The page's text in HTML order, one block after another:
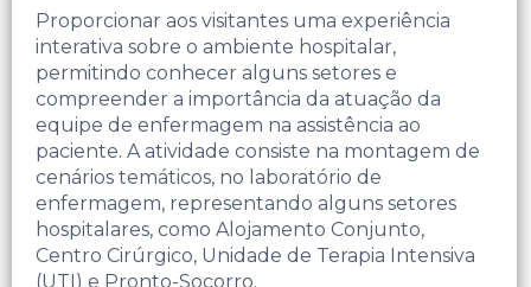
Proporcionar aos visitantes uma experiência
interativa sobre o ambiente hospitalar,
permitindo conhecer alguns setores e
compreender a importância da atuação da
equipe de enfermagem na assistência ao
paciente.​ A atividade consiste na montagem de
cenários temáticos, no laboratório de
enfermagem, representando alguns setores
hospitalares, como Alojamento Conjunto,
Centro Cirúrgico, Unidade de Terapia Intensiva
(UTI) e Pronto-Socorro.